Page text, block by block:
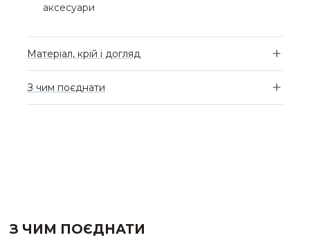
аксесуари
Матеріал, крій і догляд
З чим поєднати
З ЧИМ ПОЄДНАТИ